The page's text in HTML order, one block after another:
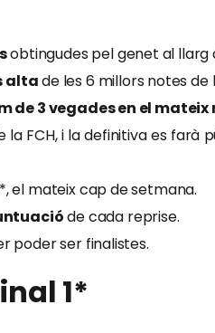
obtingudes pel genet al llarg
altade les 6 millors notes
de 3 vegades en el mateix
FCH, i la definitiva es
el mateix cap de setmana.
de cada reprise.
poder ser finalistes.
1*